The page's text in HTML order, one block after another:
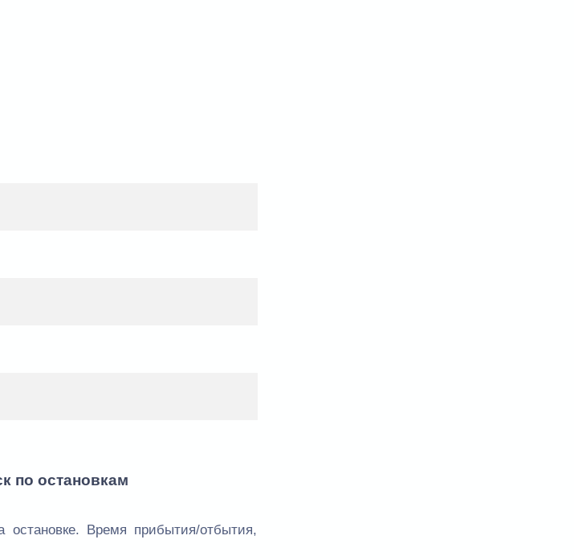
по остановкам
остановке. Время прибытия/отбытия,